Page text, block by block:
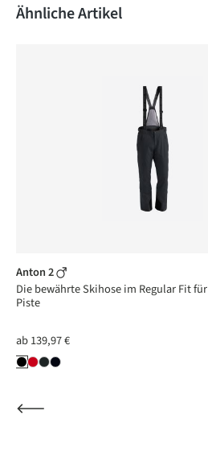
Produktgalerie überspringen
Ähnliche Artikel
Anton 2
Die bewährte Skihose im Regular Fit
Piste
ab139,97 €